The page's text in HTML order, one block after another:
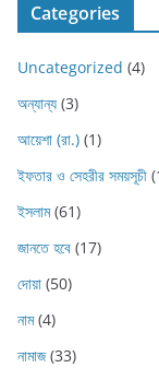
Categories
Uncategorized (4)
অন্যান্য (3)
আয়েশা (রা.) (1)
ইফতার ও সেহরীর সময়সূচী
ইসলাম(61)
জানতে হবে (17)
দোয়া (50)
নাম(4)
নামাজ(33)